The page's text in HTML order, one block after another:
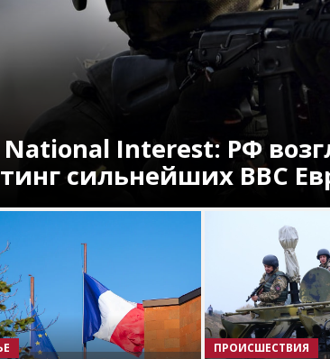
National Interest: РФ
сильнейших ВВС
ПРОИСШЕСТВИЯ